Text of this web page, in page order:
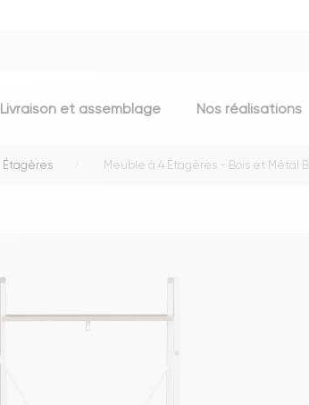
Livraison et assemblage Nos réalisations
Étagères Meuble à 4 Étagères - Bois et Métal